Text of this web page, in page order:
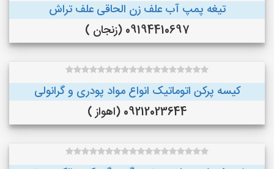
تیغه پمپ آب علف زن الحاقی علف تراش
09194410697 (زنجان )
کیسه پرکن اتوماتیک انواع مواد پودری و گرانولی
09212023644 (اهواز )